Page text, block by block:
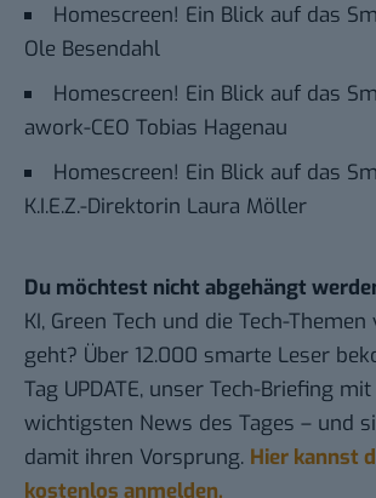
Homescreen! Ein Blick auf das
Ole Besendahl
Homescreen! Ein Blick auf das
awork-CEO Tobias Hagenau
Homescreen! Ein Blick auf das
K.I.E.Z.-Direktorin Laura Möller
Du möchtest nicht abgehängt
KI, Green Tech und die Tech-
geht? Über 12.000 smarte Leser
Tag UPDATE, unser Tech-Briefing
wichtigsten News des Tages – und
damit ihren Vorsprung. Hier kannst
kostenlos anmelden.